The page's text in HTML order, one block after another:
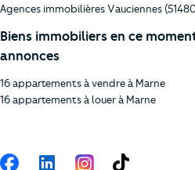
Agences immobilières Vauciennes
Biens immobiliers en ce
annonces
16 appartements à vendre à Marne
16 appartements à louer à Marne
Suivez-nous
FacebookLinkedIn TikTok